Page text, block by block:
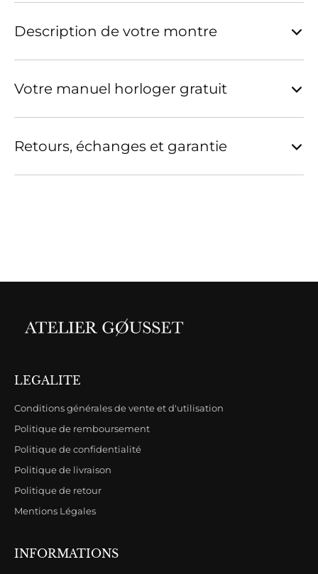
Description de votre montre
Votre manuel horloger gratuit
Retours, échanges et garantie
LEGALITE
Conditions générales de vente et d'utilisation
Politique de remboursement
Politique de confidentialité
Politique de livraison
Politique de retour
Mentions Légales
INFORMATIONS